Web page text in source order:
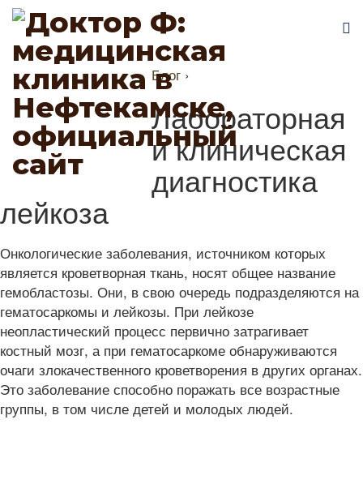
Блог ›
Лабораторная
и клиническая
диагностика
лейкоза
Онкологические заболевания, источником которых
является кроветворная ткань, носят общее название
гемобластозы. Они, в свою очередь подразделяются на
гематосаркомы и лейкозы. При лейкозе
неопластический процесс первично затрагивает
костный мозг, а при гематосаркоме обнаруживаются
очаги злокачественного кроветворения в других органах.
Это заболевание способно поражать все возрастные
группы, в том числе детей и молодых людей.